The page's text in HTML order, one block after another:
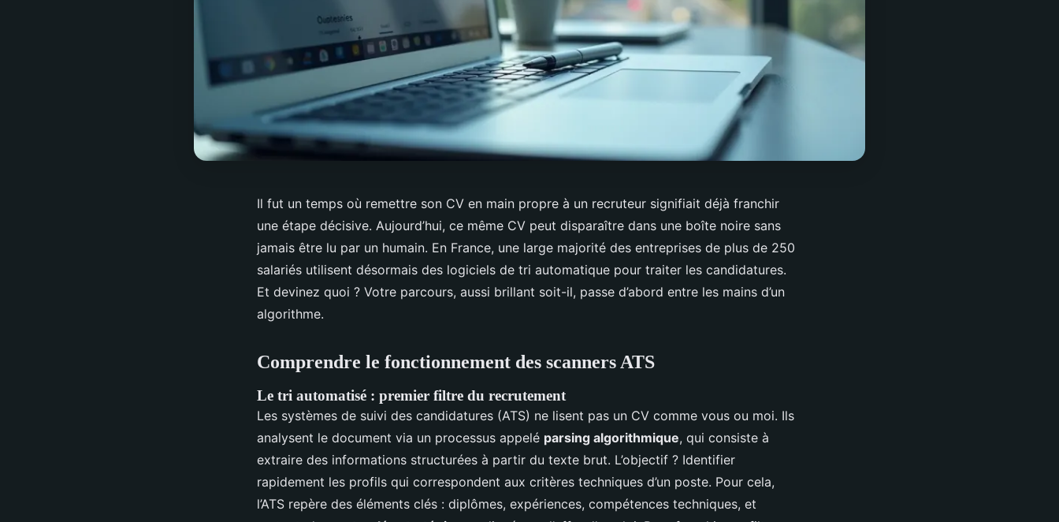
Il fut un temps où remettre son CV en main propre à un recruteur signifiait déjà franchir
une étape décisive. Aujourd’hui, ce même CV peut disparaître dans une boîte noire sans
jamais être lu par un humain. En France, une large majorité des entreprises de plus de 250
salariés utilisent désormais des logiciels de tri automatique pour traiter les candidatures.
Et devinez quoi ? Votre parcours, aussi brillant soit-il, passe d’abord entre les mains d’un
algorithme.
Comprendre le fonctionnement des scanners ATS
Le tri automatisé : premier filtre du recrutement
Les systèmes de suivi des candidatures (ATS) ne lisent pas un CV comme vous ou moi. Ils
analysent le document via un processus appelé parsing algorithmique, qui consiste à
extraire des informations structurées à partir du texte brut. L’objectif ? Identifier
rapidement les profils qui correspondent aux critères techniques d’un poste. Pour cela,
l’ATS repère des éléments clés : diplômes, expériences, compétences techniques, et